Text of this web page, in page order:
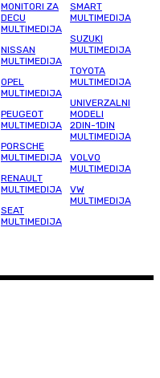
MONITORI ZA
DECU
MULTIMEDIJA
NISSAN
MULTIMEDIJA
OPEL
MULTIMEDIJA
PEUGEOT
MULTIMEDIJA
PORSCHE
MULTIMEDIJA
RENAULT
MULTIMEDIJA
SEAT
MULTIMEDIJA
SMART
MULTIMEDIJA
SUZUKI
MULTIMEDIJA
TOYOTA
MULTIMEDIJA
UNIVERZALNI
MODELI
2DIN-1DIN
MULTIMEDIJA
VOLVO
MULTIMEDIJA
VW
MULTIMEDIJA